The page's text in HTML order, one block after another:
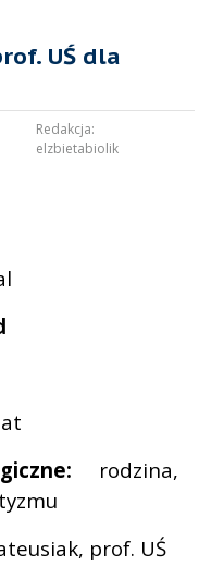
UŚ dla
Redakcja:
elzbietabiolik
rodzina,
prof. UŚ